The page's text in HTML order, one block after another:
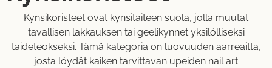
Kynsikoristeet ovat kynsitaiteen suola, jolla muutat
tavallisen lakkauksen tai geelikynnet yksilölliseksi
taideteokseksi. Tämä kategoria on luovuuden aarreaitta,
josta löydät kaiken tarvittavan upeiden nail art